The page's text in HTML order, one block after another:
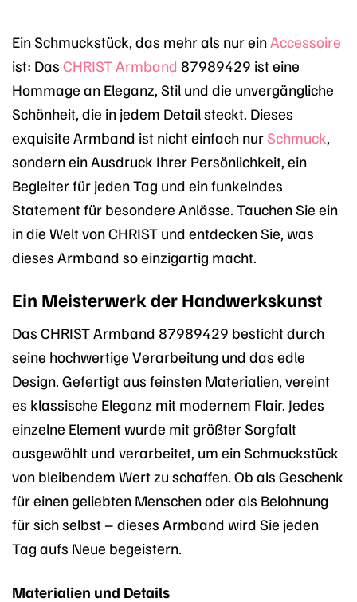
Ein Schmuckstück, das mehr als nur ein Accessoire
ist: Das CHRIST Armband 87989429 ist eine
Hommage an Eleganz, Stil und die unvergängliche
Schönheit, die in jedem Detail steckt. Dieses
exquisite Armband ist nicht einfach nurSchmuck
sondern ein Ausdruck Ihrer Persönlichkeit, ein
Begleiter für jeden Tag und ein funkelndes
Statement für besondere Anlässe. Tauchen Sie ein
in die Welt von CHRIST und entdecken Sie, was
dieses Armband so einzigartig macht.
Ein Meisterwerk der Handwerkskunst
Das CHRIST Armband 87989429 besticht durch
seine hochwertige Verarbeitung und das edle
Design. Gefertigt aus feinsten Materialien, vereint
es klassische Eleganz mit modernem Flair. Jedes
einzelne Element wurde mit größter Sorgfalt
ausgewählt und verarbeitet, um ein Schmuckstück
von bleibendem Wert zu schaffen. Ob als Geschenk
für einen geliebten Menschen oder als Belohnung
für sich selbst – dieses Armband wird Sie jeden
Tag aufs Neue begeistern.
Materialien und Details